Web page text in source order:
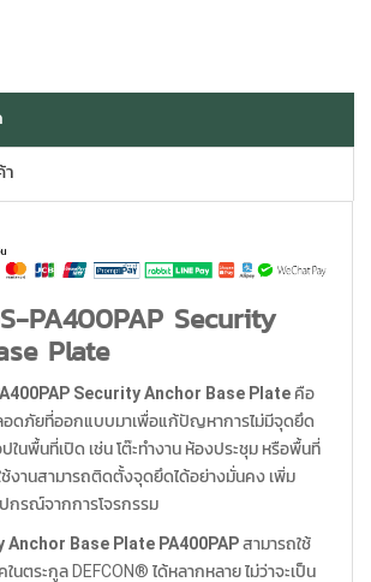
PA400PAP Security
Plate
Security Anchor Base Plate คือ
อดภัยที่ออกแบบมาเพื่อแก้ปัญหาการไม่มีจุดยึด
นพื้นที่เปิด เช่น โต๊ะทำงาน ห้องประชุม หรือพื้นที่
ช้งานสามารถติดตั้งจุดยึดได้อย่างมั่นคง เพิ่ม
กรณ์จากการโจรกรรม
Base Plate PA400PAPสามารถใช้
นตระกูล DEFCON® ได้หลากหลาย ไม่ว่าจะเป็น